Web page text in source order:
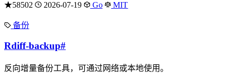
★58502 2026-07-19 Go MIT
备份
Rdiff-backup#
反向增量备份工具，可通过网络或本地使用。